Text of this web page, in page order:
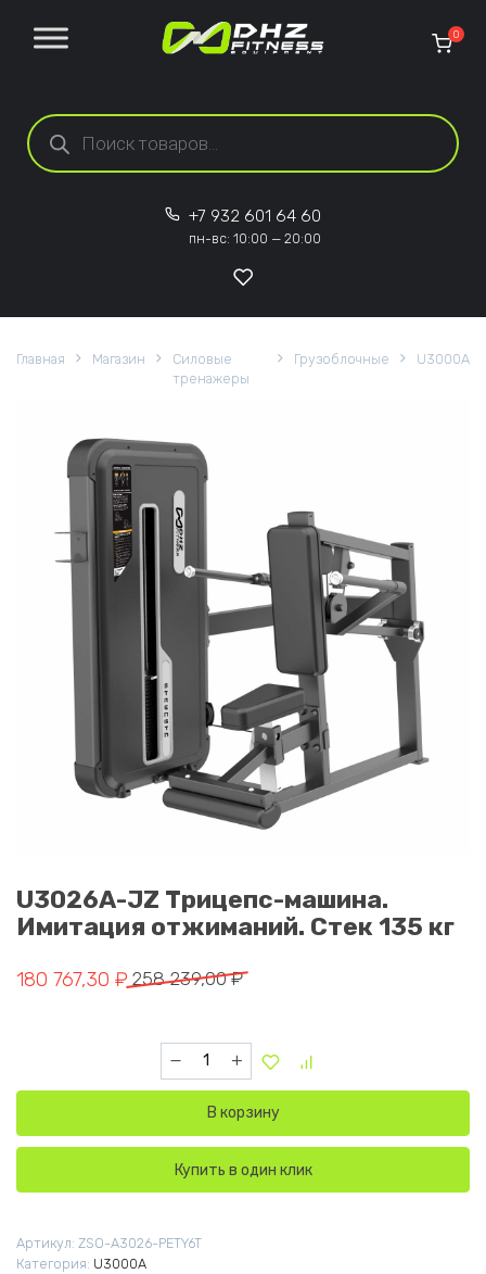
Поиск товаров
0
+7 932 601 64 60
пн-вс: 10:00 — 20:00
Главная Магазин
Силовые
тренажеры
Грузоблочные U3000A
U3026A-JZ Трицепс-машина.
Имитация отжиманий. Стек 135 кг
258 239,00₽
Первоначальная цена составляла 258 239,00 ₽.
180 767,30 ₽
Текущая цена: 180 767,30 ₽.
Количество товара U3026A-JZ Трицепс-
В корзину
Купить в один клик
Артикул: ZSO-A3026-PETY6T
Категория: U3000A